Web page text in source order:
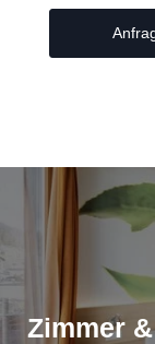
Zimmer
Smart